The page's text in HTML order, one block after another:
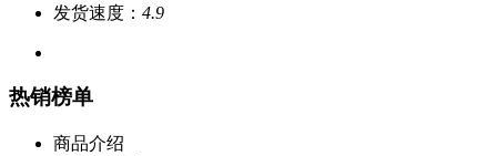
发货速度： 4.9
热销榜单
商品介绍